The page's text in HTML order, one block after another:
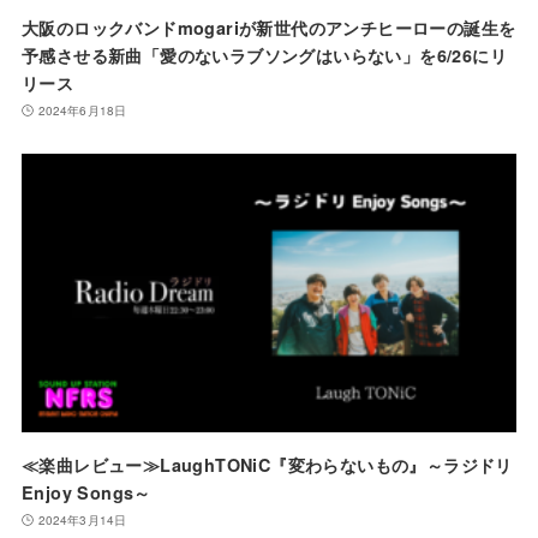
大阪のロックバンドmogariが新世代のアンチヒーローの誕生を
予感させる新曲「愛のないラブソングはいらない」を6/26にリ
リース
2024年6月18日
≪楽曲レビュー≫LaughTONiC『変わらないもの』～ラジドリ
Enjoy Songs～
2024年3月14日